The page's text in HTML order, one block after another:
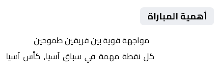
أهمية المباراة
مواجهة قوية بين فريقين طموحين
كل نقطة مهمة في سباق آسيا, كأس آسيا